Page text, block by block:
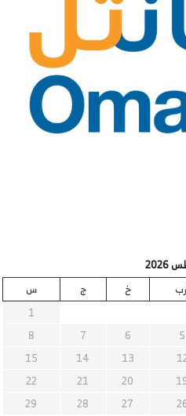
خ ج
س
1
5
6
7
8
13
14
15
20
21
22
27
28
29